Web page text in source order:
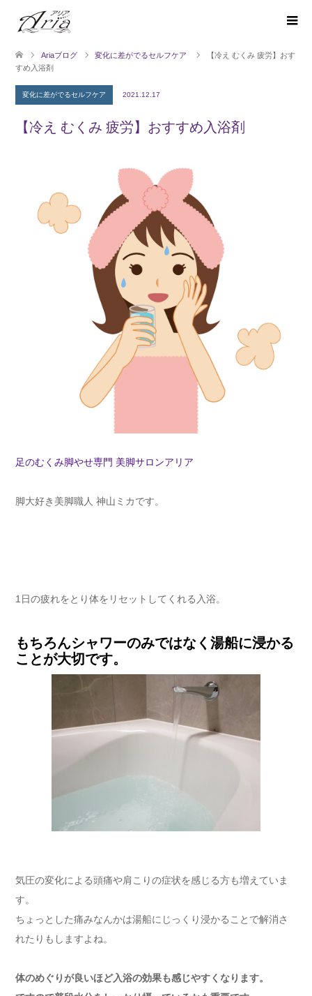
Ariaブログ 変化に差がでるセルフケア
【冷え むくみ 疲労】おす
すめ入浴剤
変化に差がでるセルフケア 2021.12.17
【冷え むくみ 疲労】おすすめ入浴剤
足のむくみ脚やせ専門 美脚サロンアリア
脚大好き美脚職人 神山ミカです。
1日の疲れをとり体をリセットしてくれる入浴。
もちろんシャワーのみではなく湯船に浸かる
ことが大切です。
気圧の変化による頭痛や肩こりの症状を感じる方も増えていま
す。
ちょっとした痛みなんかは湯船にじっくり浸かることで解消さ
れたりもしますよね。
体のめぐりが良いほど入浴の効果も感じやすくなります。